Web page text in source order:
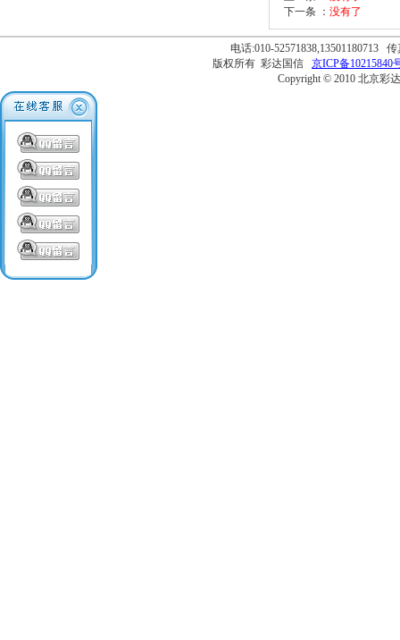
下一条 ： 没有了
电话:010-52571838,13501180713
版权所有 彩达国信 京ICP备10215840
Copyright © 2010 北京彩